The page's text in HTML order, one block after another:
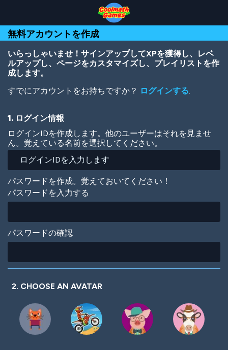
Top
of
Page
Navigation
Main
Content
Footer
ン
コ
ン
移
無料アカウントを作成
いらっしゃいませ！サインアップしてXPを獲得し、レベ
ルアップし、ページをカスタマイズし、プレイリストを作
成します。
すでにアカウントをお持ちですか？ ログインする.
1. ログイン情報
ログインIDを作成します。他のユーザーはそれを見ませ
ん。覚えている名前を選択してください。
パスワードを作成。覚えておいてください！
パスワードを入力する
パスワードの確認
2. CHOOSE AN AVATAR